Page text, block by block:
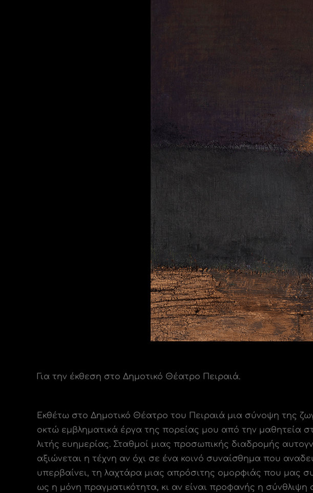
Για την έκθεση στο Δημοτικό Θέατρο Πειραιά.
Εκθέτω στο Δημοτικό Θέατρο του Πειραιά μια σύνοψη της
οκτώ εμβληματικά έργα της πορείας μου από την μαθητεία
λιτής ευημερίας. Σταθμοί μιας προσωπικής διαδρομής
αξιώνεται η τέχνη αν όχι σε ένα κοινό συναίσθημα που
υπερβαίνει, τη λαχτάρα μιας απρόσιτης ομορφιάς που μας
ως η μόνη πραγματικότητα, κι αν είναι προφανής η σύνθλιψη